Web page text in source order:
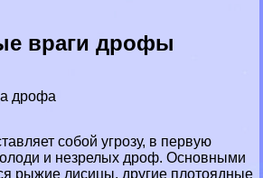
враги дрофы
дрофа
собой угрозу, в первую
и незрелых дроф. Основными
рыжие лисицы, другие плотоядные